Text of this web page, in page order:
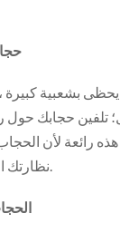
بشعبية كبيرة
تلفين حجابك
رائعة لأن
نظارتك الشمسية تدلي ببيان.